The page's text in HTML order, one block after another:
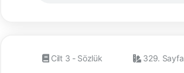
Cilt 3 - Sözlük 329. Sayfa